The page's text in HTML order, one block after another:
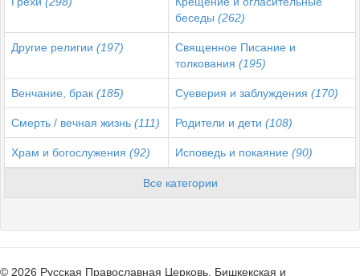
беседы (262)
Другие религии (197)
Священное Писание и
толкования (195)
Венчание, брак (185) Суеверия и заблуждения (170)
Смерть / вечная жизнь (111) Родители и дети (108)
Храм и богослужения (92) Исповедь и покаяние (90)
Все категории
© 2026 Русская Православная Церковь. Бишкекская и